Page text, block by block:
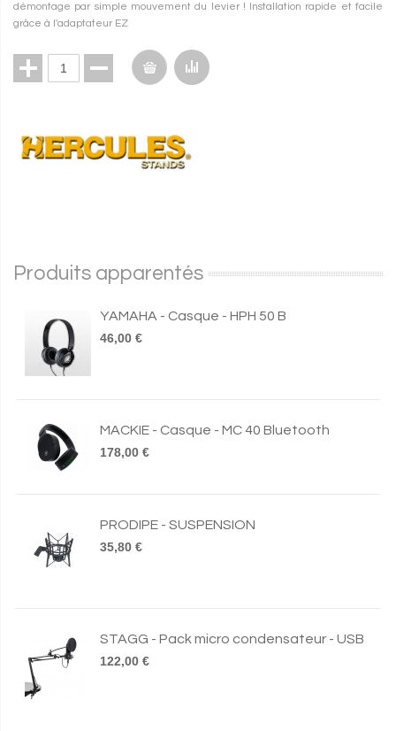
démontage par simple mouvement du levier ! Installation rapide et facile
grâce à l'adaptateur EZ
Produits apparentés
YAMAHA - Casque - HPH 50 B
46,00 €
MACKIE - Casque - MC 40 Bluetooth
178,00 €
PRODIPE - SUSPENSION
35,80 €
STAGG - Pack micro condensateur - USB
122,00 €